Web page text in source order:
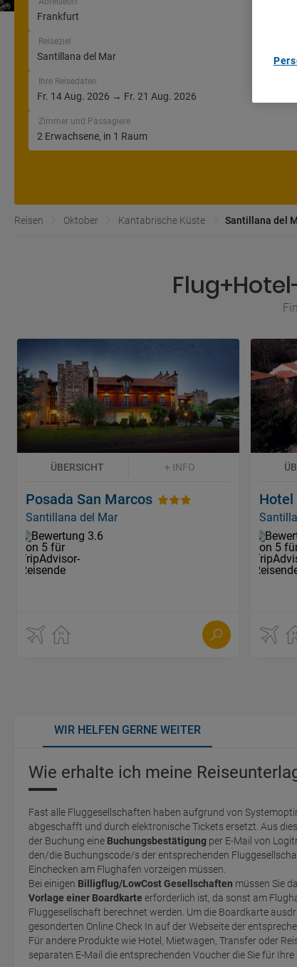
Reiseziel
Ihre Reisedaten
Zimmer und Passagiere
Reisen Oktober Kantabrische Küste Santillana del
ÜBERSICHT + INFO
Posada San Marcos
Santillana del Mar
WIR HELFEN GERNE WEITER
Wie erhalte ich meine
Fast alle Fluggesellschaften haben aufgrund von
abgeschafft und durch elektronische Tickets ersetzt. Aus
der Buchung eine Buchungsbestätigung per E-Mail von
den/die Buchungscode/s der entsprechenden
Einchecken am Flughafen vorzeigen müssen.
Bei einigen Billigflug/LowCost Gesellschaften müssen Sie
Vorlage einer Boardkarte erforderlich ist, da sonst am
Fluggesellschaft berechnet werden. Um die Boardkarte ausdrucken zu können, müssen Sie einen
gesonderten Online Check In auf der Webseite der
Für andere Produkte wie Hotel, Mietwagen, Transfer oder
separaten E-Mail die entsprechenden Voucher die Sie für Ihre